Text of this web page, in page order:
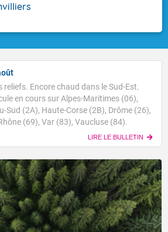
reliefs. Encore chaud dans le Sud-Est.
en cours sur Alpes-Maritimes (06),
Sud (2A), Haute-Corse (2B), Drôme (26),
(69), Var (83), Vaucluse (84).
LIRE LE BULLETIN